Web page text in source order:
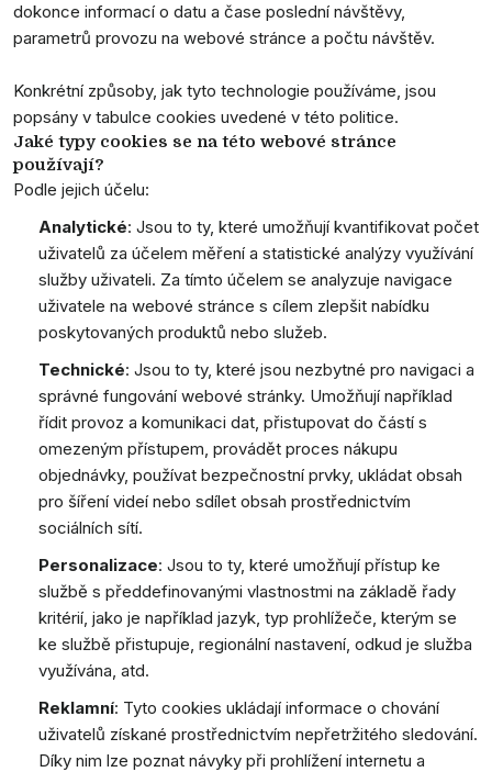
dokonce informací o datu a čase poslední návštěvy,
parametrů provozu na webové stránce a počtu návštěv.
Konkrétní způsoby, jak tyto technologie používáme, jsou
popsány v tabulce cookies uvedené v této politice.
Jaké typy cookies se na této webové stránce
používají?
Podle jejich účelu:
Analytické: Jsou to ty, které umožňují kvantifikovat počet
uživatelů za účelem měření a statistické analýzy využívání
služby uživateli. Za tímto účelem se analyzuje navigace
uživatele na webové stránce s cílem zlepšit nabídku
poskytovaných produktů nebo služeb.
Technické: Jsou to ty, které jsou nezbytné pro navigaci a
správné fungování webové stránky. Umožňují například
řídit provoz a komunikaci dat, přistupovat do částí s
omezeným přístupem, provádět proces nákupu
objednávky, používat bezpečnostní prvky, ukládat obsah
pro šíření videí nebo sdílet obsah prostřednictvím
sociálních sítí.
Personalizace: Jsou to ty, které umožňují přístup ke
službě s předdefinovanými vlastnostmi na základě řady
kritérií, jako je například jazyk, typ prohlížeče, kterým se
ke službě přistupuje, regionální nastavení, odkud je služba
využívána, atd.
Reklamní: Tyto cookies ukládají informace o chování
uživatelů získané prostřednictvím nepřetržitého sledování.
Díky nim lze poznat návyky při prohlížení internetu a